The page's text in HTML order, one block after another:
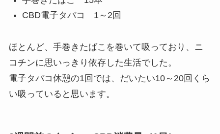
CBD電子タバコ 1～2回
ほとんど、手巻きたばこを巻いて吸っており、ニ
コチンに思いっきり依存した生活でした。
電子タバコ休憩の1回では、だいたい10～20回くら
い吸っていると思います。